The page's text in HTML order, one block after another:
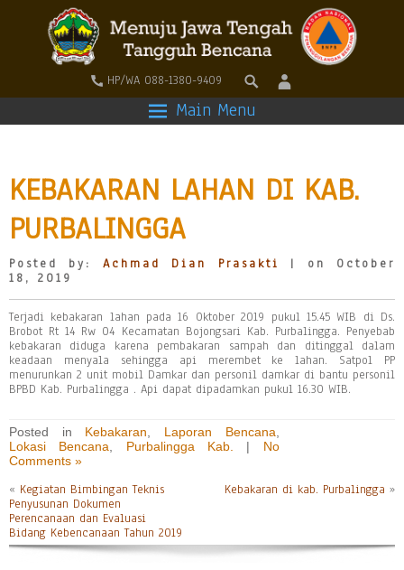
HP/WA 088-1380-9409
Main Menu
KEBAKARAN LAHAN DI KAB.
PURBALINGGA
Posted by: Achmad Dian Prasakti
| on October
18, 2019
Terjadi kebakaran lahan pada 16 Oktober 2019 pukul 15.45 WIB di Ds.
Brobot Rt 14 Rw 04 Kecamatan Bojongsari Kab. Purbalingga. Penyebab
kebakaran diduga karena pembakaran sampah dan ditinggal dalam
keadaan menyala sehingga api merembet ke lahan. Satpol PP
menurunkan 2 unit mobil Damkar dan personil damkar di bantu personil
BPBD Kab. Purbalingga . Api dapat dipadamkan pukul 16.30 WIB.
Posted in Kebakaran Laporan Bencana
Lokasi Bencana
Purbalingga Kab. | No
Comments »
« Kegiatan Bimbingan Teknis
Penyusunan Dokumen
Perencanaan dan Evaluasi
Bidang Kebencanaan Tahun 2019
Kebakaran di kab. Purbalingga »